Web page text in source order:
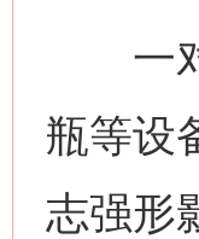
一对
瓶等设
志强形